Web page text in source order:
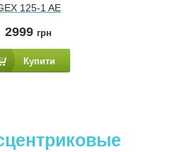
125-1 AE
2999 грн
Купити